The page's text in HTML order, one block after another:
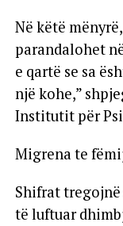
Në këtë
parandalohet
e qartë se sa
një kohe,”
Institutit për
Migrena te
Shifrat
të luftuar